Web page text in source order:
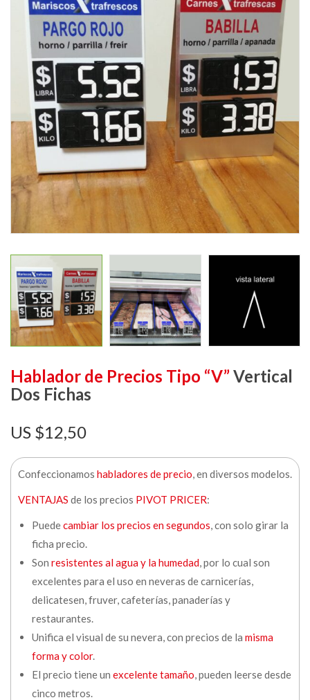
Hablador de Precios Tipo “V”Vertical
Dos Fichas
$12,50
Confeccionamos habladores de precio, en diversos modelos.
VENTAJAS de los precios PIVOT PRICER:
Puedecambiar los precios en segundos, con solo girar la
ficha precio.
Son resistentes al agua y la humedad, por lo cual son
excelentes para el uso en neveras de carnicerías,
delicatesen, fruver, cafeterías, panaderías y
restaurantes.
Unifica el visual de su nevera, con precios de la misma
forma y color.
El precio tiene un excelente tamaño, pueden leerse desde
cinco metros.